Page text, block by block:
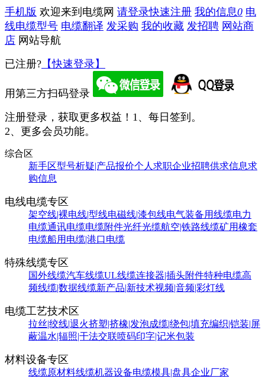
手机版 欢迎来到电缆网 请登录快速注册 我的信息0 电
线电缆型号 电缆翻译 发采购 我的收藏 发招聘 网站商
店 网站导航
已注册? 【快速登录】
用第三方扫码登录
注册登录，获取更多权益！ 1、每日签到。
2、更多会员功能。
综合区
新手区型号析疑|产品报价个人求职企业招聘供求信息求
购信息
电线电缆专区
架空线|裸电线|型线电磁线|漆包线电气装备用线缆电力
电缆通讯电缆电缆附件光纤光缆航空|铁路线缆矿用橡套
电缆船用电缆|港口电缆
特殊线缆专区
国外线缆汽车线缆UL线缆连接器|插头附件特种电缆高
频线缆|数据线缆新产品|新技术视频|音频|彩灯线
电缆工艺技术区
拉丝|绞线|退火挤塑|挤橡|发泡成缆|绕包|填充编织|铠装|屏
蔽温水|辐照|干法交联喷码印字|记米包装
材料设备专区
线缆原材料线缆机器设备电缆模具|盘具企业厂家